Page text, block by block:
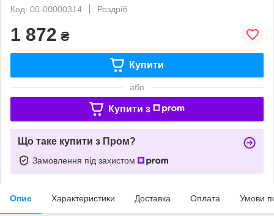
Код: 00-00000314
Роздріб
1 872 ₴
Купити
або
Купити з
Що таке купити з Пром?
Замовлення під захистом
Опис Характеристики Доставка Оплата Умови